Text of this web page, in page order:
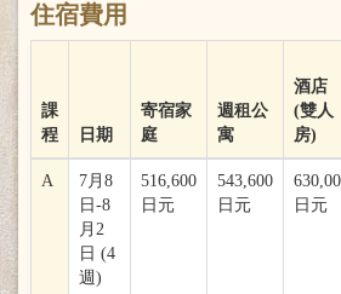
住宿費用
課
程
日期
寄宿家
庭
週租公
寓
酒店
(雙人
房)
A
7月8
日-8
月2
日 (4
週)
516,600
日元
543,600
日元
日元